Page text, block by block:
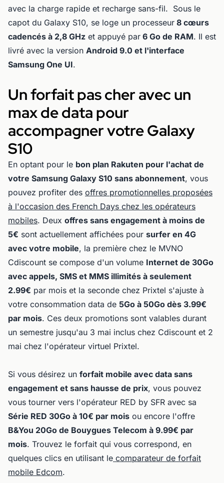
avec la charge rapide et recharge sans-fil. Sous le
capot du Galaxy S10, se loge un processeur 8 cœurs
cadencés à 2,8 GHz et appuyé par 6 Go de RAM. Il est
livré avec la version Android 9.0 et l'interface
Samsung One UI.
Un forfait pas cher avec un
max de data pour
accompagner votre Galaxy
S10
En optant pour le bon plan Rakuten pour l'achat de
votre Samsung Galaxy S10 sans abonnement, vous
pouvez profiter des offres promotionnelles proposées
à l'occasion des French Days chez les opérateurs
mobiles. Deux offres sans engagement à moins de
5€ sont actuellement affichées pour surfer en 4G
avec votre mobile, la première chez le MVNO
Cdiscount se compose d'un volume Internet de 30Go
avec appels, SMS et MMS illimités à seulement
2.99€ par mois et la seconde chez Prixtel s'ajuste à
votre consommation data de 5Go à 50Go dès 3.99€
par mois. Ces deux promotions sont valables durant
un semestre jusqu'au 3 mai inclus chez Cdiscount et 2
mai chez l'opérateur virtuel Prixtel.
Si vous désirez un forfait mobile avec data sans
engagement et sans hausse de prix, vous pouvez
vous tourner vers l'opérateur RED by SFR avec sa
Série RED 30Go à 10€ par mois ou encore l'offre
B&You 20Go de Bouygues Telecom à 9.99€ par
mois. Trouvez le forfait qui vous correspond, en
quelques clics en utilisant le comparateur de forfait
mobile Edcom.